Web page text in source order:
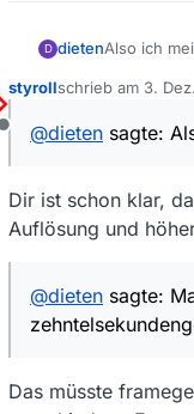
D dietenAlso ich
Qualität.
Man
Offline
styrollschrieb am 3.
zuletzt editiert
@dieten sagte:
Dir ist schon klar,
Auflösung und
@dieten sagte:
Das müsste